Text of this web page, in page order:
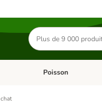
Rechercher
des
produits
Chat Dérouler les
Poisson